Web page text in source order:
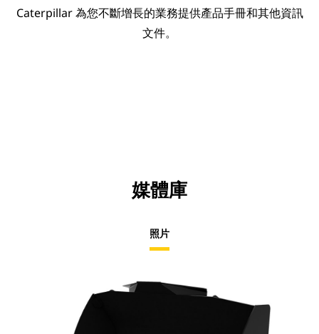
Caterpillar 為您不斷增長的業務提供產品手冊和其他資訊
文件。
媒體庫
照片